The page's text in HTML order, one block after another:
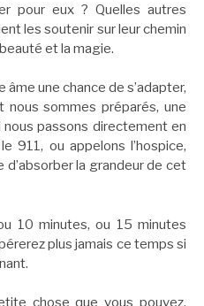
pour eux ? Quelles autres
les soutenir sur leur chemin
et la magie.
âme une chance de s’adapter,
sommes préparés, une
passons directement en
911, ou appelons l’hospice,
d’absorber la grandeur de cet
10 minutes, ou 15 minutes
plus jamais ce temps si
chose que vous pouvez.